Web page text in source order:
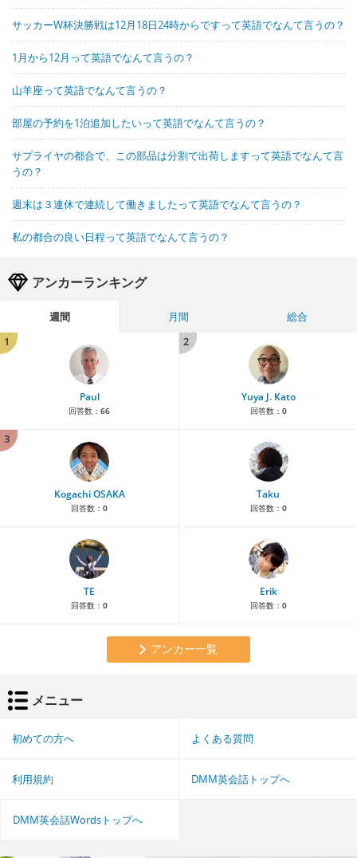
サッカーW杯決勝戦は12月18日24時からですって英語でなんて言うの？
1月から12月って英語でなんて言うの？
山羊座って英語でなんて言うの？
部屋の予約を1泊追加したいって英語でなんて言うの？
サプライヤの都合で、この部品は分割で出荷しますって英語でなんて言
うの？
週末は３連休で連続して働きましたって英語でなんて言うの？
私の都合の良い日程って英語でなんて言うの？
アンカーランキング
週間 月間
総合
1
Paul
回答数： 66
2
Yuya J. Kato
回答数： 0
3
Kogachi OSAKA
回答数： 0
Taku
回答数： 0
TE
回答数： 0
Erik
回答数： 0
アンカー一覧
メニュー
初めての方へ よくある質問
利用規約 DMM英会話トップへ
DMM英会話Wordsトップへ